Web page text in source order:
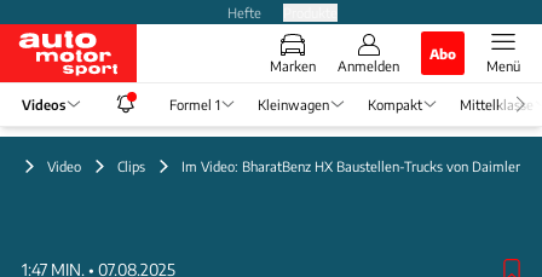
Hefte
Marken Anmelden
Abo
Menü
Videos Formel 1 Kleinwagen Kompakt Mittelklasse
Video Clips Im Video: BharatBenz HX Baustellen-Trucks von Daimler
1:47 MIN. • 07.08.2025